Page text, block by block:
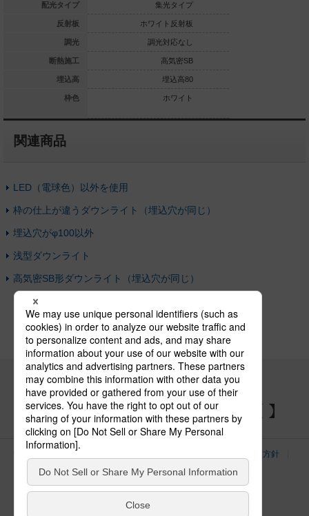
配光タイプ
反射板
調光
断熱施工
埋込高
枠色
集光タイプ
高気密SB
集光タイプ
ホワイト反射板
調光対応なし
高気密SB
埋込高80
ホワイト
関連商品
LED（電球色）以外を使用
枠の仕上が違うダウンライト（埋込穴が同じ）
埋込穴がφ100以外
浅型ダウンライト
高気密SB形ダウンライト（埋込穴が同じ）
パナソニックの電気設備 SNSアカウント
サイトのご利用にあたって
個人情報保護方針
パナソニック ホールディングス
Area/Country
電気・建築設備（ビジネス）